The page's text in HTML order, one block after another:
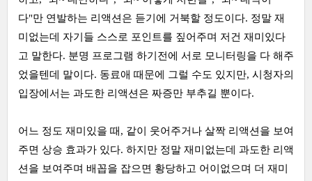
다"만 연발하는 리액션은 듣기에 거북할 정도이다. 정말 재
미없는데 자기들 스스로 포인트를 짚어주며 저건 재미있다
고 말한다. 분명 프로그램 하기전에 서로 모니터링을 다 해주
었을텐데 말이다. 동료애 때문에 그럴 수도 있지만, 시청자의
입장에서는 과도한 리액션은 짜증만 부추길 뿐이다.
어느 정도 재미있을 때, 같이 웃어주거나 살짝 리액션을 보여
주면 상승 효과가 있다. 하지만 정말 재미없는데 과도한 리액
션을 보여주며 배꼽을 잡으면 황당하고 어이없으며 더 재미